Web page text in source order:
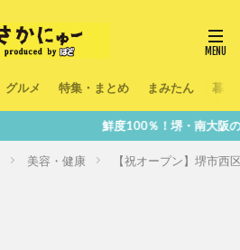
グルメ 特集・まとめ まみたん 暮ら
鮮度100％！堺・南大阪の『今』をあな
美容・健康 【祝オープン】堺市